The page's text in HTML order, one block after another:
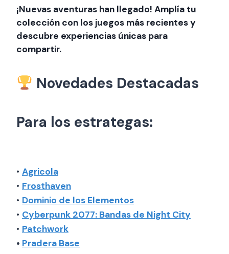
¡Nuevas aventuras han llegado! Amplía tu
colección con los juegos más recientes y
descubre experiencias únicas para
compartir.
Novedades Destacadas
Para los estrategas:
• Agricola
• Frosthaven
• Dominio de los Elementos
• Cyberpunk 2077: Bandas de Night City
• Patchwork
• Pradera Base